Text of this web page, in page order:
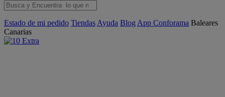
Estado de mi pedido Tiendas Ayuda Blog App Conforama Baleares
Canarias